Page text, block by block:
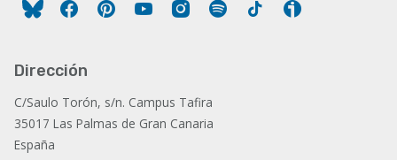
FacebookPinterestYouTubeInstagram
Spotify Tiktok
Dirección
C/Saulo Torón, s/n. Campus Tafira
35017 Las Palmas de Gran Canaria
España